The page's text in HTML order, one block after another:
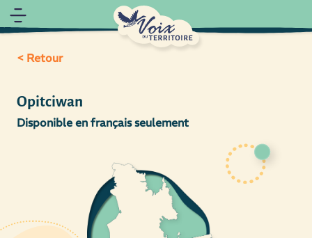
< Retour
Opitciwan
Disponible en français seulement